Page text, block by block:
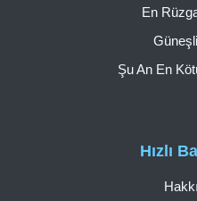
Hızlı
En
Şu An En